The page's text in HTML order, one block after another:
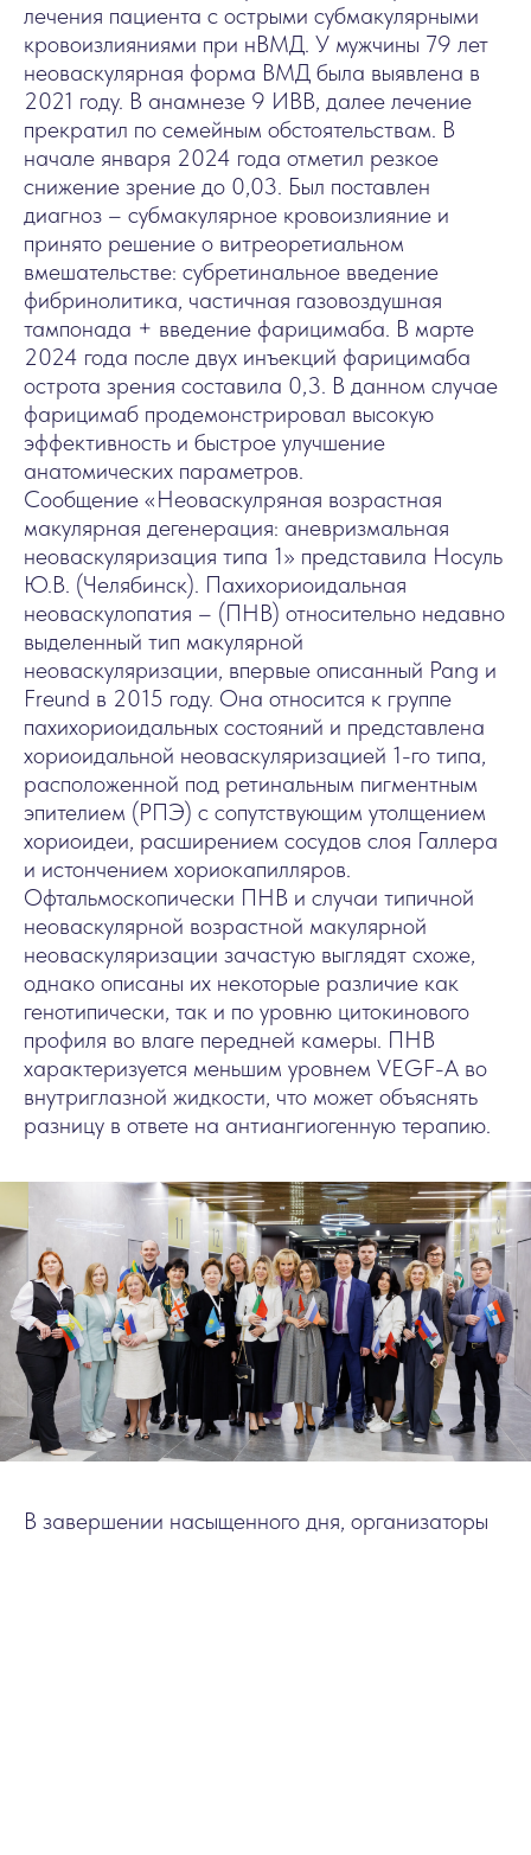
лечения пациента с острыми субмакулярными
кровоизлияниями при нВМД. У мужчины 79 лет
неоваскулярная форма ВМД была выявлена в
2021 году. В анамнезе 9 ИВВ, далее лечение
прекратил по семейным обстоятельствам. В
начале января 2024 года отметил резкое
снижение зрение до 0,03. Был поставлен
диагноз – субмакулярное кровоизлияние и
принято решение о витреоретиальном
вмешательстве: субретинальное введение
фибринолитика, частичная газовоздушная
тампонада + введение фарицимаба. В марте
2024 года после двух инъекций фарицимаба
острота зрения составила 0,3. В данном случае
фарицимаб продемонстрировал высокую
эффективность и быстрое улучшение
анатомических параметров.
Сообщение «Неоваскулряная возрастная
макулярная дегенерация: аневризмальная
неоваскуляризация типа 1» представила Носуль
Ю.В. (Челябинск). Пахихориоидальная
неоваскулопатия – (ПНВ) относительно недавно
выделенный тип макулярной
неоваскуляризации, впервые описанный Pang и
Freund в 2015 году. Она относится к группе
пахихориоидальных состояний и представлена
хориоидальной неоваскуляризацией 1-го типа,
расположенной под ретинальным пигментным
эпителием (РПЭ) с сопутствующим утолщением
хориоидеи, расширением сосудов слоя Галлера
и истончением хориокапилляров.
Офтальмоскопически ПНВ и случаи типичной
неоваскулярной возрастной макулярной
неоваскуляризации зачастую выглядят схоже,
однако описаны их некоторые различие как
генотипически, так и по уровню цитокинового
профиля во влаге передней камеры. ПНВ
характеризуется меньшим уровнем VEGF-A во
внутриглазной жидкости, что может объяснять
разницу в ответе на антиангиогенную терапию.
В завершении насыщенного дня, организаторы